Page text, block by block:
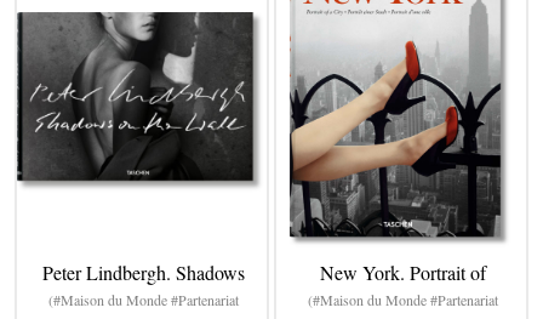
Peter Lindbergh. Shadows
(#Maison du Monde #Partenariat
New York. Portrait of
(#Maison du Monde #Partenariat